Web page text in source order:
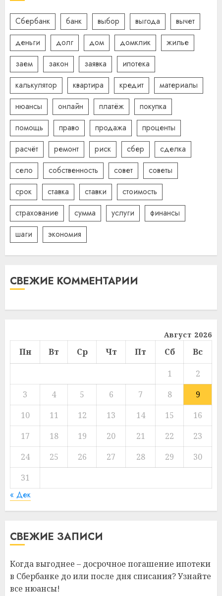
Сбербанк банк выбор выгода
вычет
деньги
долг дом домклик
жилье
заем
закон заявка
ипотека
калькулятор
квартира кредит
материалы
нюансы
онлайн платёж
покупка
помощь
право продажа
проценты
расчёт
ремонт риск сбер
сделка
село
собственность совет
советы
срок
ставка ставки
стоимость
страхование
сумма услуги
финансы
шаги
экономия
СВЕЖИЕ КОММЕНТАРИИ
Август 2026
Пн Вт Ср Чт Пт Сб
Вс
1
2
3
4 5 6 7 8
9
10
11 12 13 14 15
16
17
18 19 20 21 22
23
24
25 26 27 28 29
30
31
« Дек
СВЕЖИЕ ЗАПИСИ
Когда выгоднее – досрочное погашение ипотеки
в Сбербанке до или после дня списания? Узнайте
все нюансы!